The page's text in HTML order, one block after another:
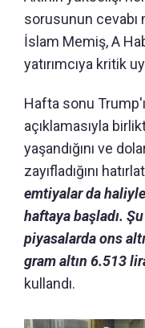
sorusunun cevabı
İslam Memiş, A
yatırımcıya kritik
Hafta sonu
açıklamasıyla
yaşandığını ve
zayıfladığını
emtiyalar da
haftaya başladı.
piyasalarda ons
gram altın 6.513
kullandı.